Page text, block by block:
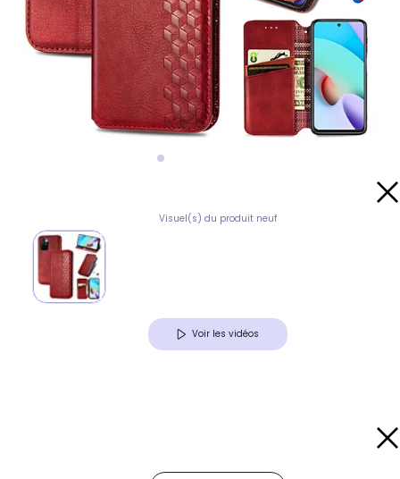
Visuel(s) du produit neuf
Voir les vidéos